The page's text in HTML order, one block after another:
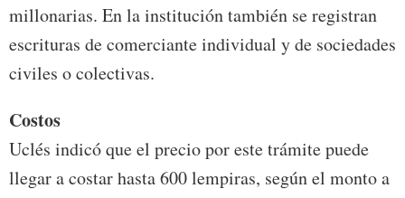
millonarias. En la institución también se registran
escrituras de comerciante individual y de sociedades
civiles o colectivas.
Costos
Uclés indicó que el precio por este trámite puede
llegar a costar hasta 600 lempiras, según el monto a